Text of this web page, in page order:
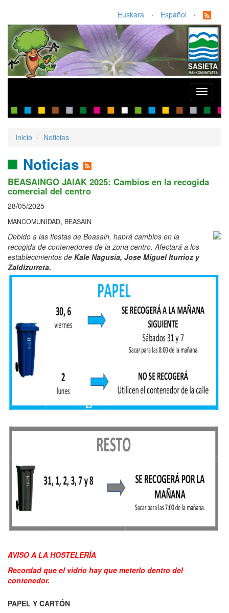
Euskara · Español ·
Toggle
Inicio Noticias
Noticias
BEASAINGO JAIAK 2025: Cambios en la recogida
comercial del centro
28/05/2025
MANCOMUNIDAD, BEASAIN
Debido a las fiestas de Beasain, habrá cambios en la
recogida de contenedores de la zona centro. Afectará a los
establecimientos de Kale Nagusia, Jose Miguel Iturrioz y
Zaldizurreta.
AVISO A LA HOSTELERÍA
Recordad que el vidrio hay que meterlo dentro del
contenedor.
PAPEL Y CARTÓN